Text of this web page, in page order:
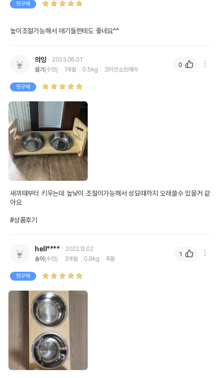
첫구매
높이조절가능해서 애기들한테도 좋네요^^
의잉
2023.06.01
설기 (수컷) 1개월 0.5kg 코리안쇼트헤어
첫구매
새끼때부터 키우는데 높낮이 조절이가능해서 성묘때까지 오래쓸수 있을거 같
아요
#상품후기
0
hell****
2022.12.02
송이 (수컷) 3개월 0.9kg 푸들
첫구매
1